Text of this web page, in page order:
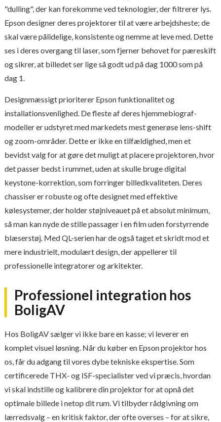
"dulling", der kan forekomme ved teknologier, der filtrerer lys.
Epson designer deres projektorer til at være arbejdsheste; de
skal være pålidelige, konsistente og nemme at leve med. Dette
ses i deres overgang til laser, som fjerner behovet for pæreskift
og sikrer, at billedet ser lige så godt ud på dag 1000 som på
dag 1.
Designmæssigt prioriterer Epson funktionalitet og
installationsvenlighed. De fleste af deres hjemmebiograf-
modeller er udstyret med markedets mest generøse lens-shift
og zoom-områder. Dette er ikke en tilfældighed, men et
bevidst valg for at gøre det muligt at placere projektoren, hvor
det passer bedst i rummet, uden at skulle bruge digital
keystone-korrektion, som forringer billedkvaliteten. Deres
chassiser er robuste og ofte designet med effektive
kølesystemer, der holder støjniveauet på et absolut minimum,
så man kan nyde de stille passager i en film uden forstyrrende
blæserstøj. Med QL-serien har de også taget et skridt mod et
mere industrielt, modulært design, der appellerer til
professionelle integratorer og arkitekter.
Professionel integration hos
BoligAV
Hos BoligAV sælger vi ikke bare en kasse; vi leverer en
komplet visuel løsning. Når du køber en Epson projektor hos
os, får du adgang til vores dybe tekniske ekspertise. Som
certificerede THX- og ISF-specialister ved vi præcis, hvordan
vi skal indstille og kalibrere din projektor for at opnå det
optimale billede i netop dit rum. Vi tilbyder rådgivning om
lærredsvalg – en kritisk faktor, der ofte overses – for at sikre,